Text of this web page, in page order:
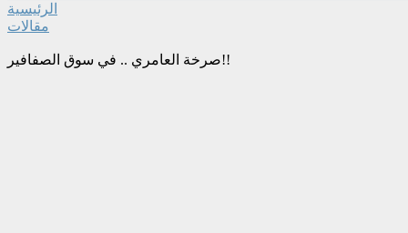
الرئيسية
مقالات
صرخة العامري .. في سوق الصفافير!!